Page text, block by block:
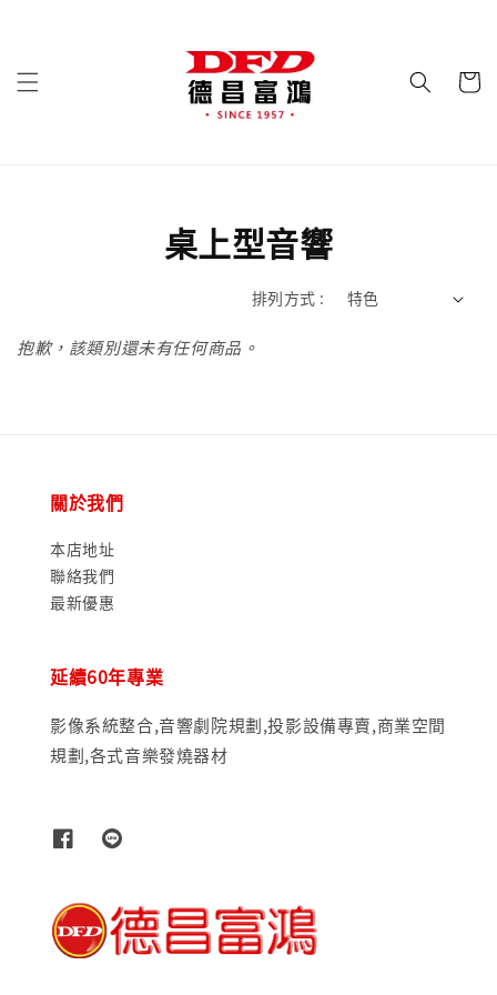
桌上型音響
排列方式 :
抱歉，該類別還未有任何商品。
關於我們
本店地址
聯絡我們
最新優惠
延續60年專業
影像系統整合,音響劇院規劃,投影設備專賣,商業空間
規劃,各式音樂發燒器材